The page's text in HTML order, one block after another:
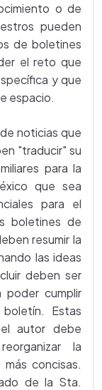
o de
pueden
de boletines
el reto que
y que
espacio.
noticias que
"traducir" su
para la
que sea
para el
boletines de
resumir la
las ideas
deben ser
poder cumplir
Estas
autor debe
la
concisas.
de la Sta.